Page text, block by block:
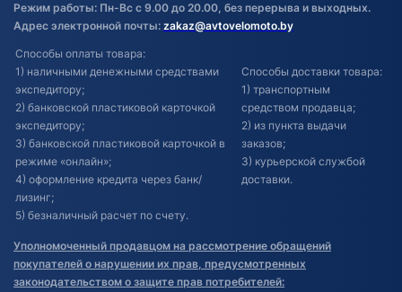
Режим работы: Пн-Вс с 9.00 до 20.00, без перерыва и выходных.
Адрес электронной почты: zakaz@avtovelomoto.by
Способы оплаты товара:
1) наличными денежными средствами
экспедитору;
2) банковской пластиковой карточкой
экспедитору;
3) банковской пластиковой карточкой в
режиме «онлайн»;
4) оформление кредита через банк/
лизинг;
5) безналичный расчет по счету.
Способы доставки товара:
1) транспортным
средством продавца;
2) из пункта выдачи
заказов;
3) курьерской службой
доставки.
Уполномоченный продавцом на рассмотрение обращений
покупателей о нарушении их прав, предусмотренных
законодательством о защите прав потребителей: